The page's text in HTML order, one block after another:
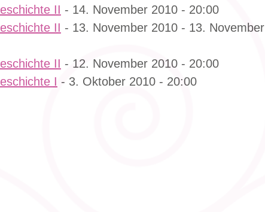
II - 14. November 2010 - 20:00
II - 13. November 2010 - 13. November
II - 12. November 2010 - 20:00
I - 3. Oktober 2010 - 20:00